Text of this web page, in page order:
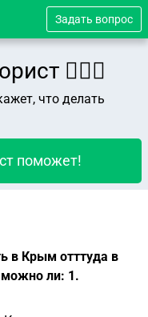
Задать вопрос
👨🏻‍⚖️
что делать
поможет!
в Крым отттуда в
можно ли: 1.